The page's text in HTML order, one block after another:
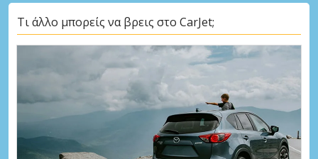
Τι άλλο μπορείς να βρεις στο CarJet;